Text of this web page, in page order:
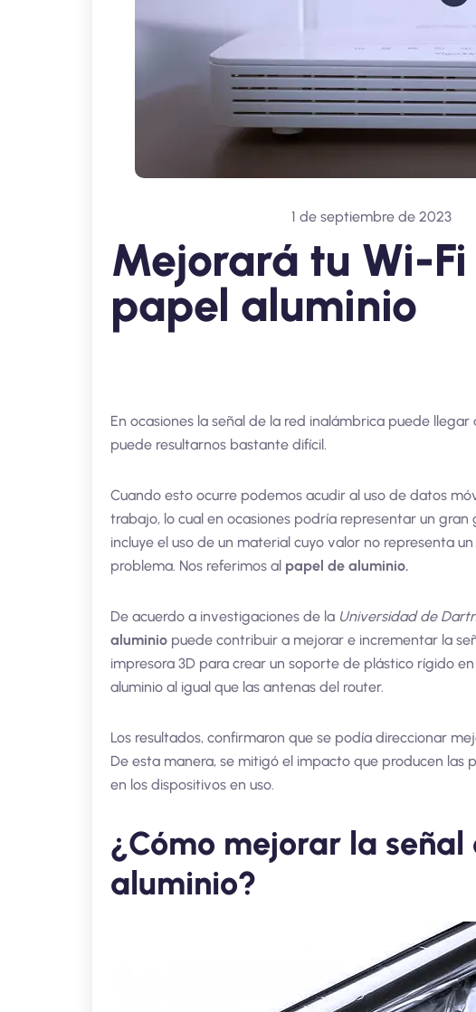
1 de septiembre de 2023
Mejorará tu Wi-
papel aluminio
En ocasiones la señal de la red inalámbrica puede
puede resultarnos bastante difícil.
Cuando esto ocurre podemos acudir al uso de datos
trabajo, lo cual en ocasiones podría representar un
incluye el uso de un material cuyo valor no representa
problema. Nos referimos al papel de aluminio.
De acuerdo a investigaciones de la Universidad de
aluminio puede contribuir a mejorar e incrementar la
impresora 3D para crear un soporte de plástico rígido
aluminio al igual que las antenas del router.
Los resultados, confirmaron que se podía direccionar
De esta manera, se mitigó el impacto que producen las
en los dispositivos en uso.
¿Cómo mejorar la
aluminio?